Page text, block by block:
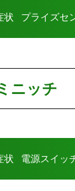
状 プライズセ
ニッチ
状 電源スイッ